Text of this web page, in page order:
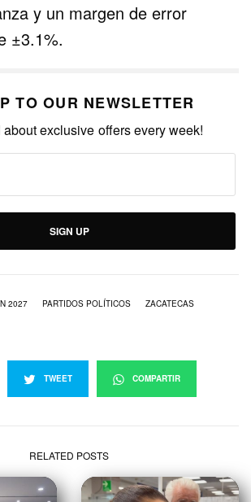
y un margen de error
±3.1%.
TO OUR NEWSLETTER
about exclusive offers every week!
SIGN UP
2027 PARTIDOS POLÍTICOS ZACATECAS
TWEET COMPARTIR
RELATED POSTS